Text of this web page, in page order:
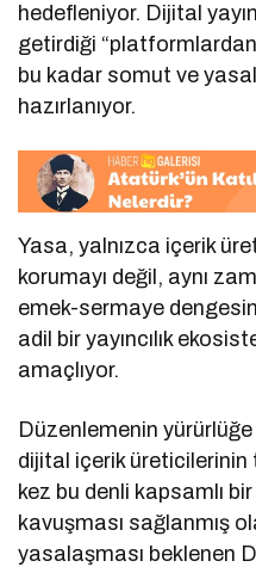
hedefleniyor. Dijital
getirdiği
bu kadar somut ve yasal
hazırlanıyor.
Yasa, yalnızca içerik
korumayı değil, aynı
emek-sermaye
adil bir yayıncılık
amaçlıyor.
Düzenlemenin
dijital içerik üreticilerinin
kez bu denli kapsamlı
kavuşması sağlanmış
yasalaşması beklenen